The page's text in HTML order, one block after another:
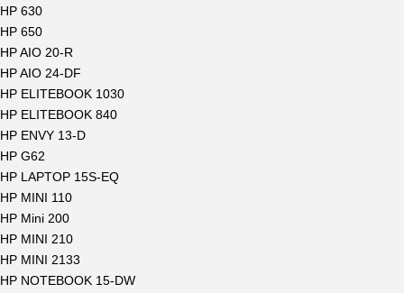
HP 630
HP 650
HP AIO 20-R
HP AIO 24-DF
HP ELITEBOOK 1030
HP ELITEBOOK 840
HP ENVY 13-D
HP G62
HP LAPTOP 15S-EQ
HP MINI 110
HP Mini 200
HP MINI 210
HP MINI 2133
HP NOTEBOOK 15-DW